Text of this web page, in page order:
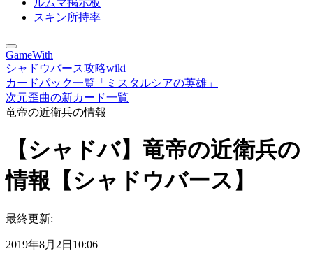
ルムマ掲示板
スキン所持率
GameWith
シャドウバース攻略wiki
カードパック一覧「ミスタルシアの英雄」
次元歪曲の新カード一覧
竜帝の近衛兵の情報
【シャドバ】竜帝の近衛兵の
情報【シャドウバース】
最終更新:
2019年8月2日10:06